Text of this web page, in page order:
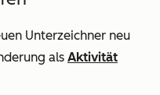
Unterzeichner neu
als Aktivität